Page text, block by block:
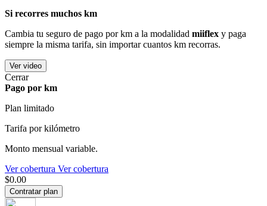
Si recorres muchos km
Cambia tu seguro de pago por km a la modalidad miiflex y paga
siempre la misma tarifa, sin importar cuantos km recorras.
Ver video
Cerrar
Pago por km
Plan limitado
Tarifa por kilómetro
Monto mensual variable.
Ver cobertura Ver cobertura
$0.00
Contratar plan